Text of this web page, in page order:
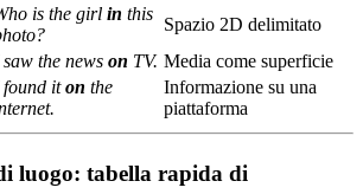
is the girl in this
Spazio 2D delimitato
saw the news on TV. Media come superficie
found iton the
Informazione su una
piattaforma
luogo: tabella rapida di